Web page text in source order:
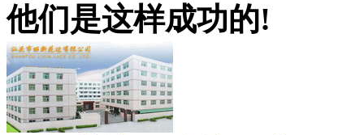
他们是这样成功的!